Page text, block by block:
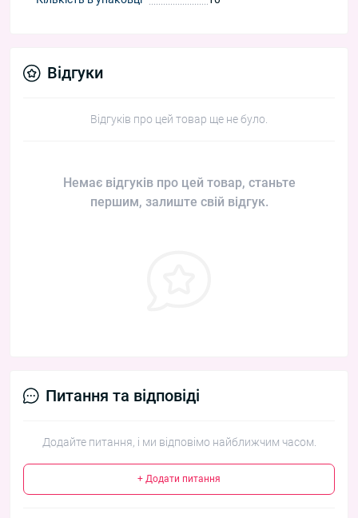
Відгуки
Відгуків про цей товар ще не було.
Немає відгуків про цей товар, станьте
першим, залиште свій відгук.
Питання та відповіді
Додайте питання, і ми відповімо найближчим часом.
+ Додати питання